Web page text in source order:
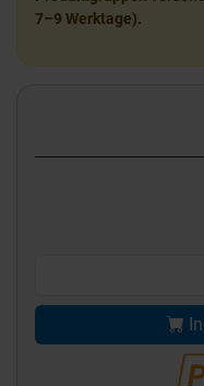
7–9 Werktage).